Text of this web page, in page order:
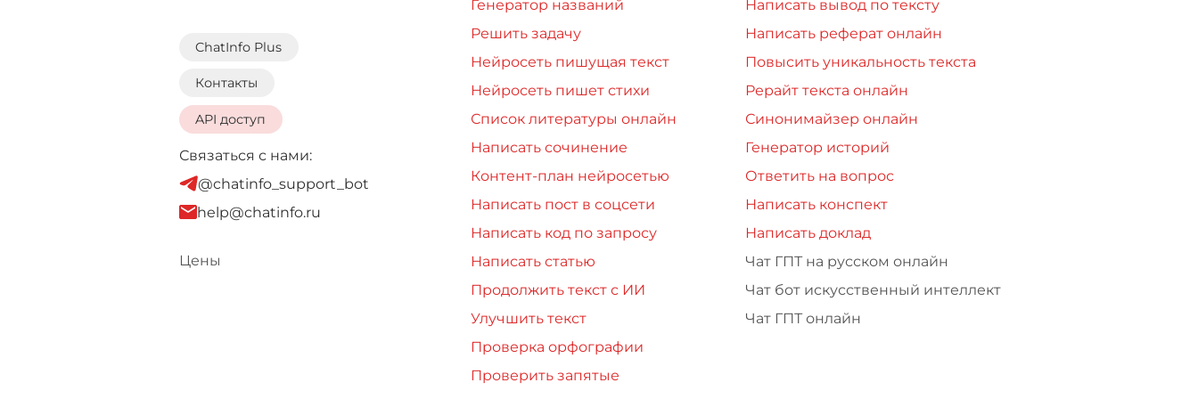
ChatInfo Plus
Контакты
API доступ
Связаться с нами:
@chatinfo_support_bot
help@chatinfo.ru
Цены
Генератор названий
Решить задачу
Нейросеть пишущая текст
Нейросеть пишет стихи
Список литературы онлайн
Написать сочинение
Контент-план нейросетью
Написать пост в соцсети
Написать код по запросу
Написать статью
Продолжить текст с ИИ
Улучшить текст
Проверка орфографии
Проверить запятые
Написать вывод по тексту
Написать реферат онлайн
Повысить уникальность текста
Рерайт текста онлайн
Синонимайзер онлайн
Генератор историй
Ответить на вопрос
Написать конспект
Написать доклад
Чат ГПТ на русском онлайн
Чат бот искусственный интеллект
Чат ГПТ онлайн